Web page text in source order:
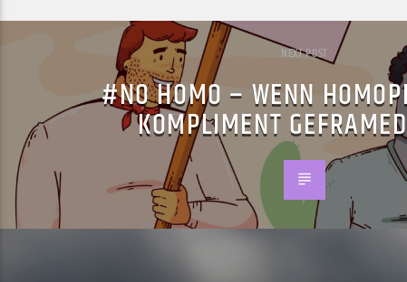
NEXT POST
#NO HOMO – WENN
KOMPLIMENT